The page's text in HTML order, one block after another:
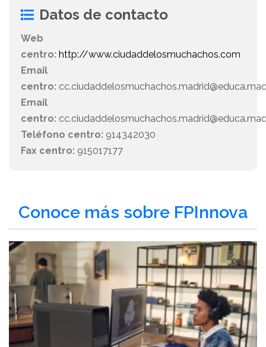
Datos de contacto
Web
centro: http://www.ciudaddelosmuchachos.com
Email
centro:
Email
centro:
Teléfono centro: 914342030
Fax centro: 915017177
Conoce más sobre FPInnova